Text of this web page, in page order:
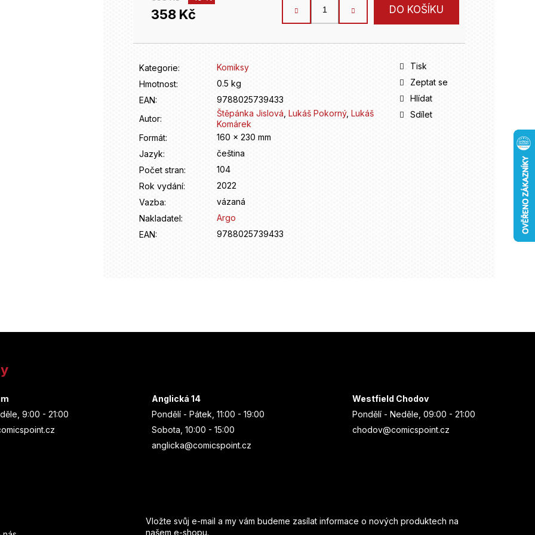
358 Kč
Měrná
DO KOŠÍKU
Kategorie:
Komiksy
Hmotnost:
0.5 kg
EAN:
9788025739433
Autor:
Štěpánka Jislová ,Lukáš Pokorný,Lukáš
Komárek
Formát:
160 x 230 mm
Jazyk:
čeština
Počet stran:
104
Rok vydání:
2022
Vazba:
vázaná
Nakladatel:
Argo
EAN: 9788025739433
Tisk
Zeptat se
Hlídat
Sdílet
9:00 - 21:00
Anglická 14
Pondělí - Pátek, 11:00 - 19:00
Sobota, 10:00 - 15:00
anglicka@comicspoint.cz
Westfield Chodov
Pondělí - Neděle, 09:00 - 21:00
chodov@comicspoint.cz
Vložte svůj e-mail a my vám budeme zasílat informace o nových produktech na
našem e-shopu.